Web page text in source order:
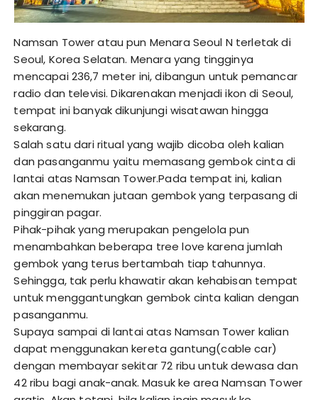
Namsan Tower atau pun Menara Seoul N terletak di
Seoul, Korea Selatan. Menara yang tingginya
mencapai 236,7 meter ini, dibangun untuk pemancar
radio dan televisi. Dikarenakan menjadi ikon di Seoul,
tempat ini banyak dikunjungi wisatawan hingga
sekarang.
Salah satu dari ritual yang wajib dicoba oleh kalian
dan pasanganmu yaitu memasang gembok cinta di
lantai atas Namsan Tower.Pada tempat ini, kalian
akan menemukan jutaan gembok yang terpasang di
pinggiran pagar.
Pihak-pihak yang merupakan pengelola pun
menambahkan beberapa tree love karena jumlah
gembok yang terus bertambah tiap tahunnya.
Sehingga, tak perlu khawatir akan kehabisan tempat
untuk menggantungkan gembok cinta kalian dengan
pasanganmu.
Supaya sampai di lantai atas Namsan Tower kalian
dapat menggunakan kereta gantung(cable car)
dengan membayar sekitar 72 ribu untuk dewasa dan
42 ribu bagi anak-anak. Masuk ke area Namsan Tower